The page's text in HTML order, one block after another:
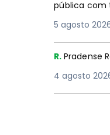
pública com
5 agosto
R. Pradense
4 agosto